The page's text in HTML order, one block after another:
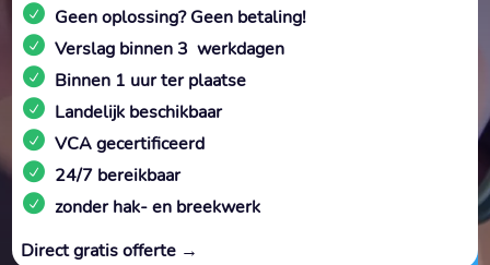
Geen oplossing? Geen betaling!
Verslag binnen 3 werkdagen
Binnen 1 uur ter plaatse
Landelijk beschikbaar
VCA gecertificeerd
24/7 bereikbaar
zonder hak- en breekwerk
Direct gratis offerte →